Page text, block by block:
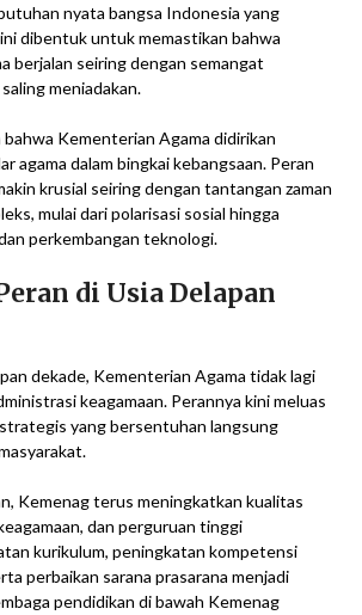
nyata bangsa Indonesia yang
dibentuk untuk memastikan bahwa
berjalan seiring dengan semangat
meniadakan.
Kementerian Agama didirikan
agama dalam bingkai kebangsaan. Peran
krusial seiring dengan tantangan zaman
mulai dari polarisasi sosial hingga
perkembangan teknologi.
di Usia Delapan
dekade, Kementerian Agama tidak lagi
keagamaan. Perannya kini meluas
yang bersentuhan langsung
Kemenag terus meningkatkan kualitas
dan perguruan tinggi
kurikulum, peningkatan kompetensi
perbaikan sarana prasarana menjadi
pendidikan di bawah Kemenag